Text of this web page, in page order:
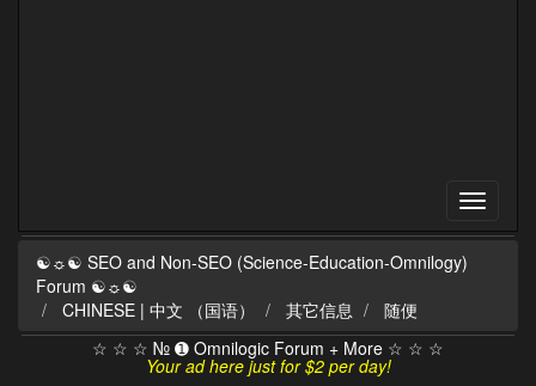
☯☼☯ SEO and Non-SEO (Science-Education-Omnilogy)
Forum ☯☼☯
CHINESE | 中文 （国语）
其它信息
随便
☆ ☆ ☆ № ➊ Omnilogic Forum + More ☆ ☆ ☆
Your ad here just for $2 per day!